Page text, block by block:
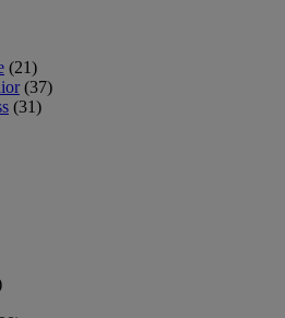
(21)
(37)
(31)